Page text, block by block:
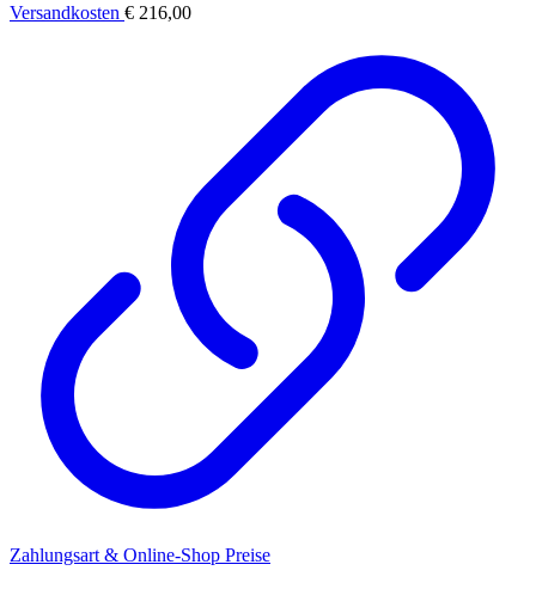
Versandkosten € 216,00
Zahlungsart & Online-Shop Preise